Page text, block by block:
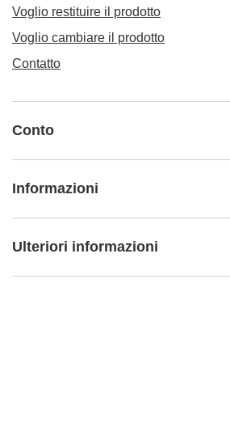
Voglio restituire il prodotto
Voglio cambiare il prodotto
Contatto
Conto
Informazioni
Ulteriori informazioni